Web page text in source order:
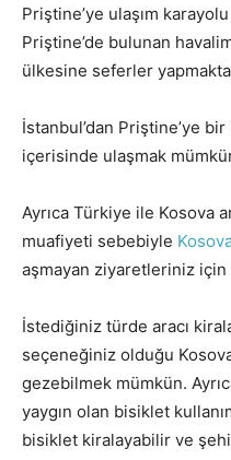
Priştine’ye ulaşım
Priştine’de bulunan
ülkesine seferler
İstanbul’dan Priştine’ye
içerisinde ulaşmak
Ayrıca Türkiye ile Kosova
muafiyeti sebebiyle
aşmayan ziyaretleriniz
İstediğiniz türde aracı
seçeneğiniz olduğu
gezebilmek mümkün.
yaygın olan bisiklet
bisiklet kiralayabilir ve